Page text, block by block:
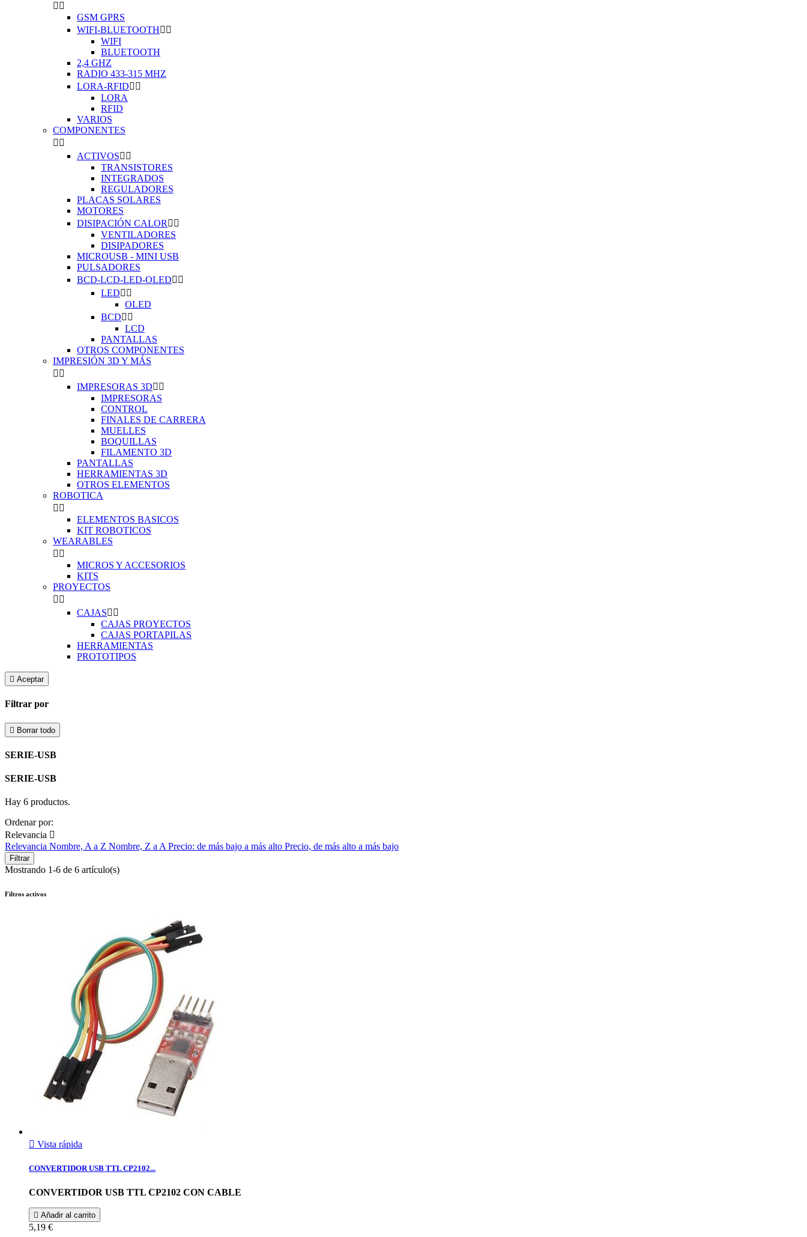
 
GSM GPRS
WIFI-BLUETOOTH 
WIFI
BLUETOOTH
2,4 GHZ
RADIO 433-315 MHZ
LORA-RFID 
LORA
RFID
VARIOS
COMPONENTES
 
ACTIVOS 
TRANSISTORES
INTEGRADOS
REGULADORES
PLACAS SOLARES
MOTORES
DISIPACIÓN CALOR  
VENTILADORES
DISIPADORES
MICROUSB - MINI USB
PULSADORES
BCD-LCD-LED-OLED 
LED 
OLED
BCD 
LCD
PANTALLAS
OTROS COMPONENTES
IMPRESIÓN 3D Y MÁS
 
IMPRESORAS 3D 
IMPRESORAS
CONTROL
FINALES DE CARRERA
MUELLES
BOQUILLAS
FILAMENTO 3D
PANTALLAS
HERRAMIENTAS 3D
OTROS ELEMENTOS
ROBOTICA
 
ELEMENTOS BASICOS
KIT ROBOTICOS
WEARABLES
 
MICROS Y ACCESORIOS
KITS
PROYECTOS
 
CAJAS 
CAJAS PROYECTOS
CAJAS PORTAPILAS
HERRAMIENTAS
PROTOTIPOS
 Aceptar
Filtrar por
 Borrar todo
SERIE-USB
SERIE-USB
Hay 6 productos.
Ordenar por:
Relevancia 
Relevancia Nombre, A a Z Nombre, Z a A Precio: de más bajo a más alto Precio, de más alto a más bajo
Filtrar
Mostrando 1-6 de 6 artículo(s)
Filtros activos
 Vista rápida
CONVERTIDOR USB TTL CP2102...
CONVERTIDOR USB TTL CP2102 CON CABLE
 Añadir al carrito
5,19 €